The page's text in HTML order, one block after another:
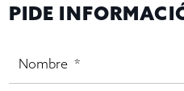
PIDE